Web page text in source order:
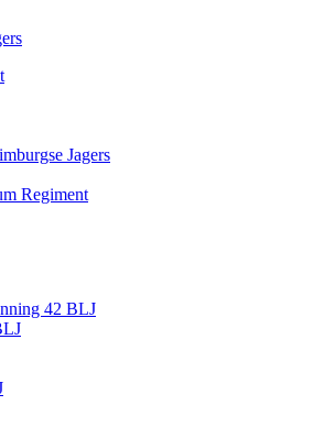
Jagers
Regiment
42 BLJ